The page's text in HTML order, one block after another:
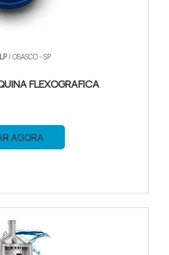
/ OSASCO - SP
FLEXOGRAFICA
AGORA